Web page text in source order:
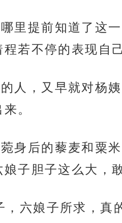
里提前知道了这
若不停的表现自己
人，又早就对杨
。
身后的藜麦和粟
子胆子这么大，
六娘子所求，真